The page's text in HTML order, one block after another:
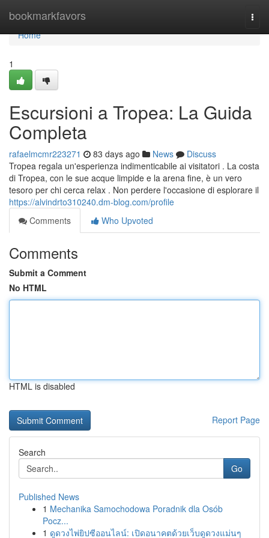
bookmarkfavors
Home
Home
1
Escursioni a Tropea: La Guida
Completa
rafaelmcmr223271 83 days ago News
Discuss
Tropea regala un'esperienza indimenticabile ai visitatori . La costa
di Tropea, con le sue acque limpide e la arena fine, è un vero
tesoro per chi cerca relax . Non perdere l'occasione di esplorare il
https://alvindrto310240.dm-blog.com/profile
Comments
Who Upvoted
Comments
Submit a Comment
No HTML
HTML is disabled
Report Page
Search
Go
Published News
1 Mechanika Samochodowa Poradnik dla Osób
Pocz...
1 ดูดวงไพ่ยิปซีออนไลน์: เปิดอนาคตด้วยเว็บดูดวงแม่นๆ